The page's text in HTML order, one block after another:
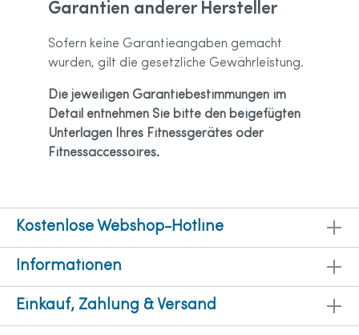
Garantien anderer Hersteller
Sofern keine Garantieangaben gemacht
wurden, gilt die gesetzliche Gewährleistung.
Die jeweiligen Garantiebestimmungen im
Detail entnehmen Sie bitte den beigefügten
Unterlagen Ihres Fitnessgerätes oder
Fitnessaccessoires.
Kostenlose Webshop-Hotline
Informationen
Einkauf, Zahlung & Versand